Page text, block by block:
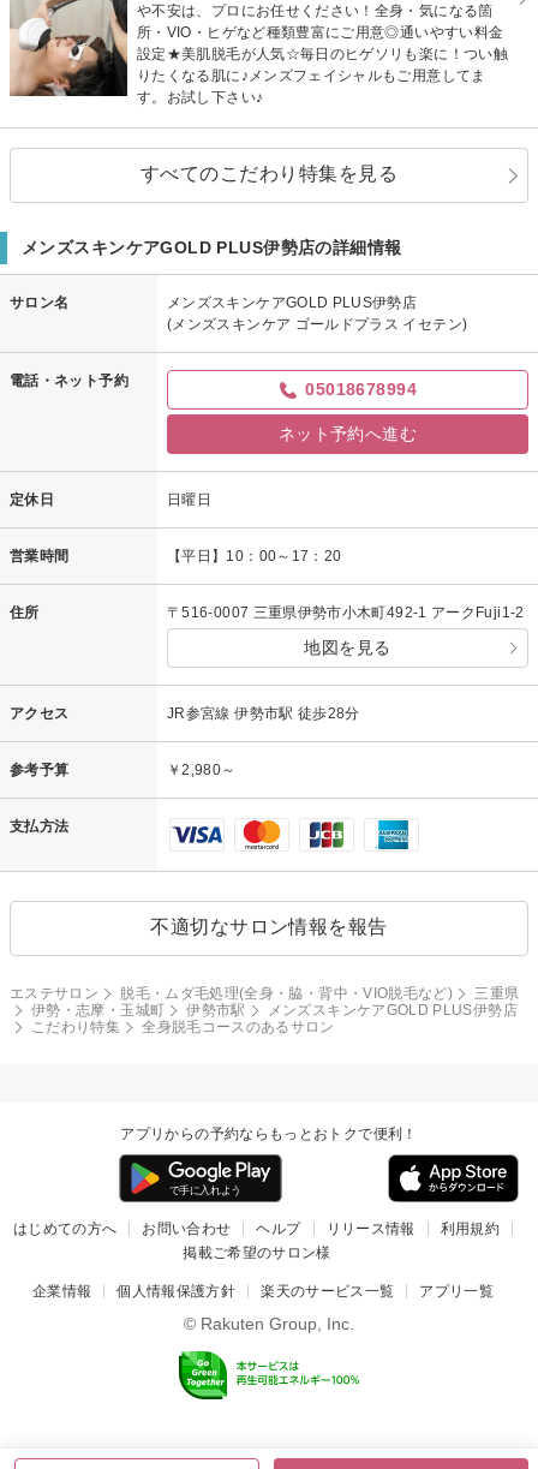
や不安は、プロにお任せください！全身・気になる箇
所・VIO・ヒゲなど種類豊富にご用意◎通いやすい料金
設定★美肌脱毛が人気☆毎日のヒゲソリも楽に！つい触
りたくなる肌に♪メンズフェイシャルもご用意してま
す。お試し下さい♪
すべてのこだわり特集を見る
メンズスキンケアGOLD PLUS伊勢店の詳細情報
サロン名
メンズスキンケアGOLD PLUS伊勢店
(メンズスキンケア ゴールドプラス イセテン)
電話・ネット予約 05018678994
ネット予約へ進む
定休日 日曜日
営業時間 【平日】10：00～17：20
住所 〒516-0007 三重県伊勢市小木町492-1 アークFuji1-2
地図を見る
アクセス JR参宮線 伊勢市駅 徒歩28分
参考予算 ￥2,980～
支払方法
不適切なサロン情報を報告
エステサロン 脱毛・ムダ毛処理(全身・脇・背中・VIO脱毛など)
三重県
伊勢・志摩・玉城町
伊勢市駅
メンズスキンケアGOLD PLUS伊勢店
こだわり特集
全身脱毛コースのあるサロン
アプリからの予約ならもっとおトクで便利！
はじめての方へ お問い合わせ ヘルプ リリース情報
利用規約
掲載ご希望のサロン様
企業情報 個人情報保護方針 楽天のサービス一覧 アプリ一覧
© Rakuten Group, Inc.